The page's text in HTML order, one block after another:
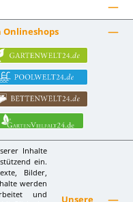
Onlineshops
Inhalte
ein.
Bilder,
werden
und
Unsere